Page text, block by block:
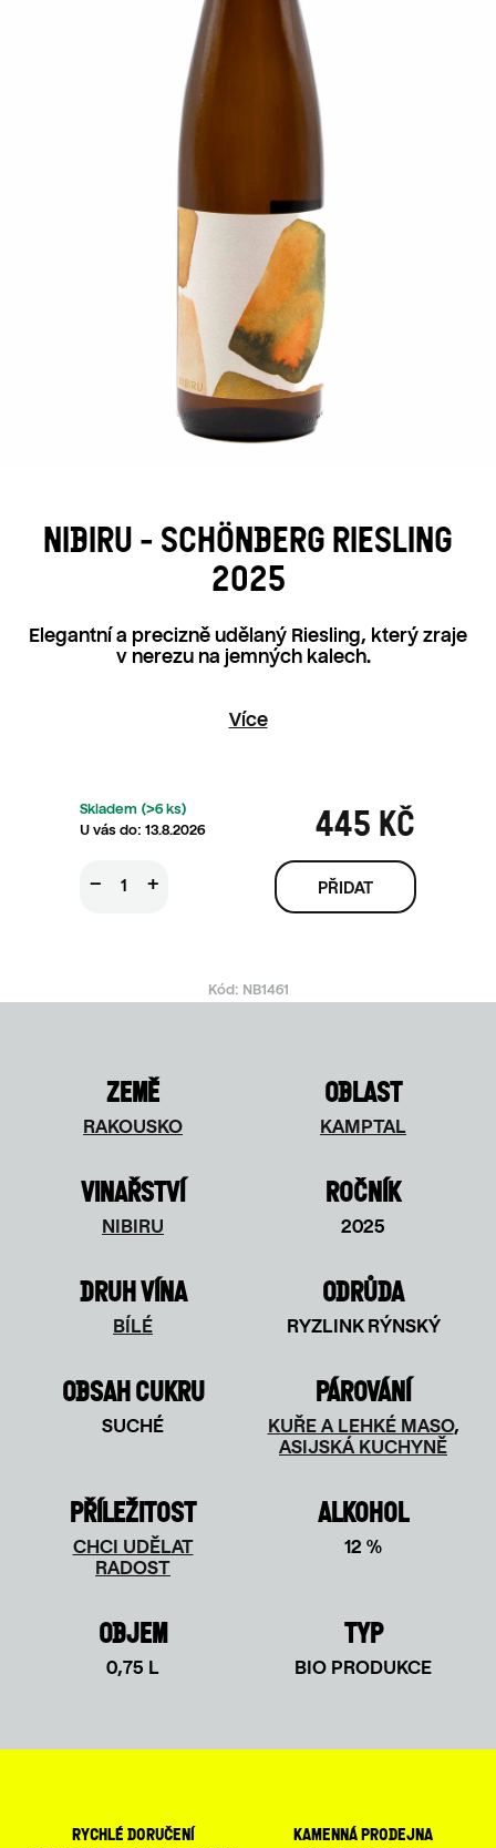
NIBIRU - SCHÖNBERG RIESLING
2025
Elegantní a precizně udělaný Riesling, který zraje
v nerezu na jemných kalech.
Více
445 KČ
Skladem (>6 ks)
13.8.2026
+
−
Kód: NB1461
ZEMĚ
RAKOUSKO
OBLAST
KAMPTAL
VINAŘSTVÍ
NIBIRU
ROČNÍK
2025
DRUH VÍNA
BÍLÉ
ODRŮDA
RYZLINK RÝNSKÝ
OBSAH CUKRU
SUCHÉ
PÁROVÁNÍ
KUŘE A LEHKÉ MASO,
ASIJSKÁ KUCHYNĚ
PŘÍLEŽITOST
CHCI UDĚLAT
RADOST
ALKOHOL
12 %
OBJEM
0,75 L
TYP
BIO PRODUKCE
rychlé doručení kamenná prodejna